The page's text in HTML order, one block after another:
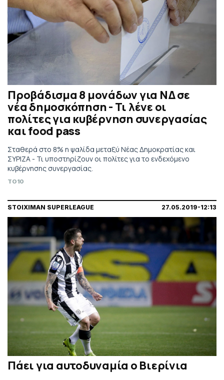
Προβάδισμα 8 μονάδων για ΝΔ σε
νέα δημοσκόπηση - Τι λένε οι
πολίτες για κυβέρνηση συνεργασίας
και food pass
Σταθερά στο 8% η ψαλίδα μεταξύ Νέας Δημοκρατίας και
ΣΥΡΙΖΑ - Τι υποστηρίζουν οι πολίτες για το ενδεχόμενο
κυβέρνησης συνεργασίας.
TO10
STOIXIMAN SUPERLEAGUE 27.05.2019-12:13
Πάει για αυτοδυναμία ο Βιερίνια